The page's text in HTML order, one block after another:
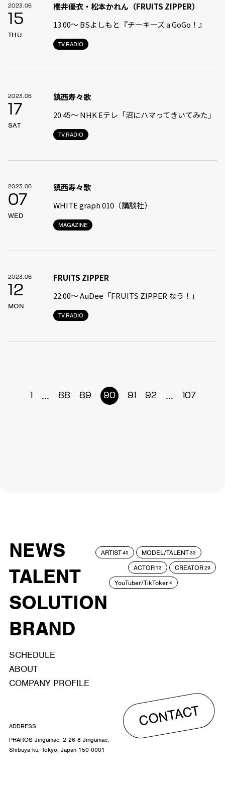
2023.06
15
THU
TV.RADIO
櫻井優衣・松本かれん（FRUITS ZIPPER）
13:00〜 BSよしもと『チーキーズ a GoGo！』
2023.06
17
SAT
TV.RADIO
鎮西寿々歌
20:45〜 NHK Eテレ「沼にハマってきいてみた」
2023.06
07
WED
MAGAZINE
鎮西寿々歌
WHITE graph 010（講談社）
2023.06
12
MON
TV.RADIO
FRUITS ZIPPER
22:00〜 AuDee「FRUITS ZIPPER なう！」
1 ... 88 89 90 91 92 ... 107
NEWS
TALENT
SOLUTION
BRAND
ARTIST40 MODEL/TALENT33
ACTOR 13 CREATOR29
YouTuber/TikToker4
SCHEDULE
ABOUT
COMPANY PROFILE
CONTACT
ADDRESS
PHAROS Jingumae, 2-26-8 Jingumae,
Shibuya-ku, Tokyo, Japan 150-0001